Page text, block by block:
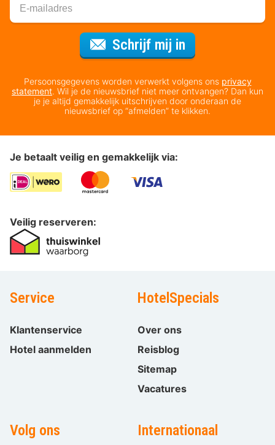
Schrijf mij in
Persoonsgegevens worden verwerkt volgens ons privacy
statement. Wil je de nieuwsbrief niet meer ontvangen? Dan kun
je je altijd gemakkelijk uitschrijven door onderaan de
nieuwsbrief op “afmelden” te klikken.
Je betaalt veilig en gemakkelijk via:
Veilig reserveren:
Service
Klantenservice
Hotel aanmelden
HotelSpecials
Over ons
Reisblog
Sitemap
Vacatures
Volg ons Internationaal